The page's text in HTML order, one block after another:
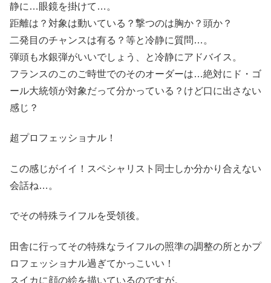
静に…眼鏡を掛けて…。
距離は？対象は動いている？撃つのは胸か？頭か？
二発目のチャンスは有る？等と冷静に質問…。
弾頭も水銀弾がいいでしょう、と冷静にアドバイス。
フランスのこのご時世でのそのオーダーは…絶対にド・ゴ
ール大統領が対象だって分かっている？けど口に出さない
感じ？
超プロフェッショナル！
この感じがイイ！スペシャリスト同士しか分かり合えない
会話ね…。
でその特殊ライフルを受領後。
田舎に行ってその特殊なライフルの照準の調整の所とかプ
ロフェッショナル過ぎてかっこいい！
スイカに顔の絵を描いているのですが。